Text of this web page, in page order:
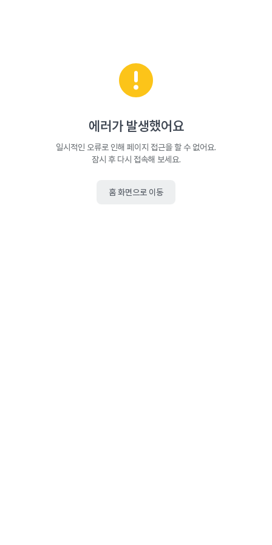
에러가 발생했어요
일시적인 오류로 인해 페이지 접근을 할 수 없어요.
잠시 후 다시 접속해 보세요.
홈 화면으로 이동